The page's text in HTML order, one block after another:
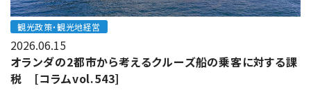
観光政策・観光地経営
2026.06.15
オランダの2都市から考えるクルーズ船の乗客に対する課
税 [コラムvol.543]